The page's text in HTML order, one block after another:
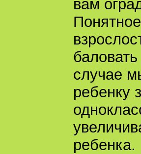
вам
случае
ребенку
ребенка.